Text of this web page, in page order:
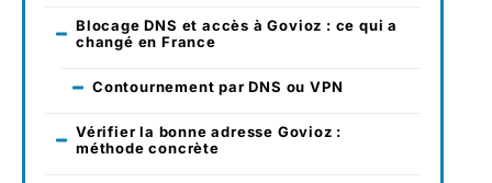
Blocage DNS et accès à Govioz : ce qui a
changé en France
Contournement par DNS ou VPN
Vérifier la bonne adresse Govioz :
méthode concrète